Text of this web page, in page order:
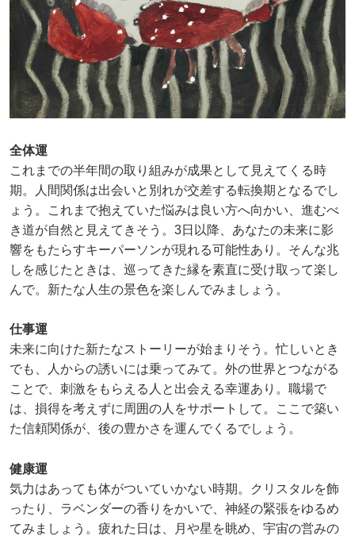
全体運
これまでの半年間の取り組みが成果として見えてくる時
期。人間関係は出会いと別れが交差する転換期となるでし
ょう。これまで抱えていた悩みは良い方へ向かい、進むべ
き道が自然と見えてきそう。3日以降、あなたの未来に影
響をもたらすキーパーソンが現れる可能性あり。そんな兆
しを感じたときは、巡ってきた縁を素直に受け取って楽し
んで。新たな人生の景色を楽しんでみましょう。
仕事運
未来に向けた新たなストーリーが始まりそう。忙しいとき
でも、人からの誘いには乗ってみて。外の世界とつながる
ことで、刺激をもらえる人と出会える幸運あり。職場で
は、損得を考えずに周囲の人をサポートして。ここで築い
た信頼関係が、後の豊かさを運んでくるでしょう。
健康運
気力はあっても体がついていかない時期。クリスタルを飾
ったり、ラベンダーの香りをかいで、神経の緊張をゆるめ
てみましょう。疲れた日は、月や星を眺め、宇宙の営みの